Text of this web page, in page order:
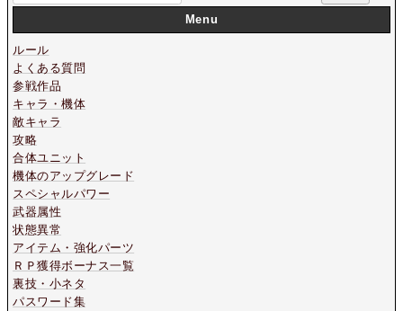
Menu
ルール
よくある質問
参戦作品
キャラ・機体
敵キャラ
攻略
合体ユニット
機体のアップグレード
スペシャルパワー
武器属性
状態異常
アイテム・強化パーツ
ＲＰ獲得ボーナス一覧
裏技・小ネタ
パスワード集